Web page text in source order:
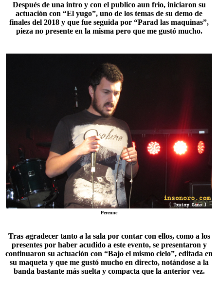
Después de una intro y con el publico aun frio, iniciaron su
actuación con “El yugo”, uno de los temas de su demo de
finales del 2018 y que fue seguida por “Parad las maquinas”,
pieza no presente en la misma pero que me gustó mucho.
Perenne
Tras agradecer tanto a la sala por contar con ellos, como a los
presentes por haber acudido a este evento, se presentaron y
continuaron su actuación con “Bajo el mismo cielo”, editada en
su maqueta y que me gustó mucho en directo, notándose a la
banda bastante más suelta y compacta que la anterior vez.